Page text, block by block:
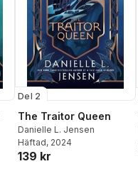
Del 2
The Traitor Queen
Danielle L. Jensen
Häftad, 2024
139 kr